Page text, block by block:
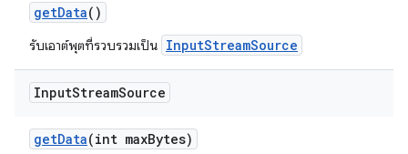
getData()
รับเอาต์พุตที่รวบรวมเป็น InputStreamSource
InputStreamSource
getData(int maxBytes)